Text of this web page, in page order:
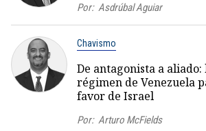
Por: Asdrúbal Aguiar
Chavismo
De antagonista a
régimen de Venezuela
favor de Israel
Por: Arturo McFields